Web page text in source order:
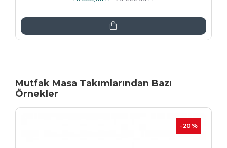
Mutfak Masa Takımlarından Bazı
Örnekler
İNDIRIM